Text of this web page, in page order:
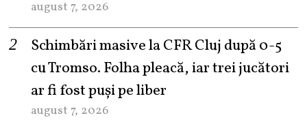
august 7, 2026
Schimbări masive la CFR Cluj după 0-5
cu Tromso. Folha pleacă, iar trei jucători
ar fi fost puși pe liber
august 7, 2026